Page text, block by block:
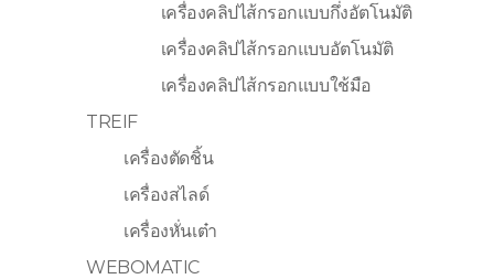
เครื่องคลิปไส้กรอกแบบกึ่งอัตโนมัติ
เครื่องคลิปไส้กรอกแบบอัตโนมัติ
เครื่องคลิปไส้กรอกแบบใช้มือ
TREIF
เครื่องตัดชิ้น
เครื่องสไลด์
เครื่องหั่นเต๋า
WEBOMATIC